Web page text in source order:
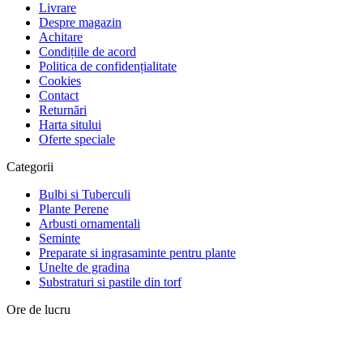
Livrare
Despre magazin
Achitare
Condițiile de acord
Politica de confidențialitate
Cookies
Contact
Returnări
Harta sitului
Oferte speciale
Categorii
Bulbi si Tuberculi
Plante Perene
Arbusti ornamentali
Seminte
Preparate si ingrasaminte pentru plante
Unelte de gradina
Substraturi si pastile din torf
Ore de lucru